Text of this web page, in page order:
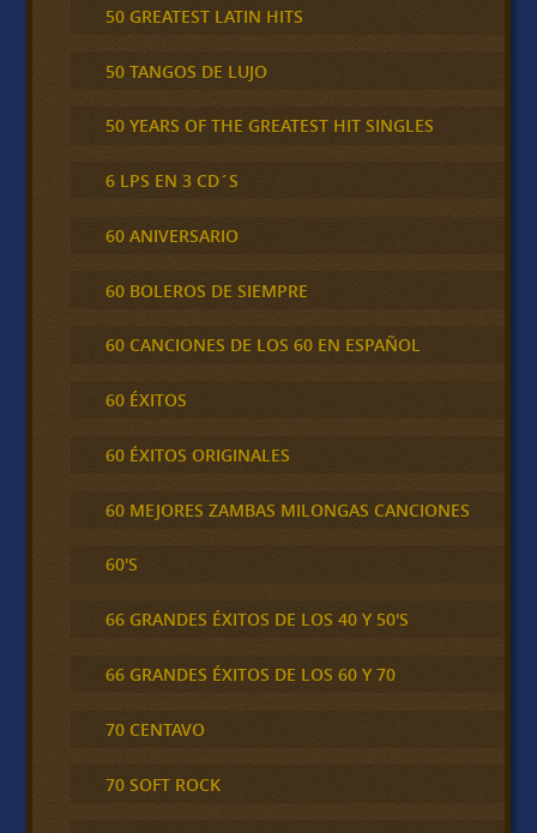
50 GREATEST LATIN HITS
50 TANGOS DE LUJO
50 YEARS OF THE GREATEST HIT SINGLES
6 LPS EN 3 CD´S
60 ANIVERSARIO
60 BOLEROS DE SIEMPRE
60 CANCIONES DE LOS 60 EN ESPAÑOL
60 ÉXITOS
60 ÉXITOS ORIGINALES
60 MEJORES ZAMBAS MILONGAS CANCIONES
60'S
66 GRANDES ÉXITOS DE LOS 40 Y 50'S
66 GRANDES ÉXITOS DE LOS 60 Y 70
70 CENTAVO
70 SOFT ROCK